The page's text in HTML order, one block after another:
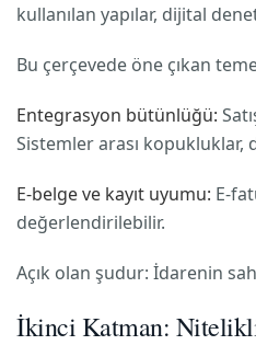
kullanılan yapılar, dijital
Bu çerçevede öne çıkan
Entegrasyon bütünlüğü:
Sistemler arası kopukluklar,
E-belge ve kayıt uyumu: E-
değerlendirilebilir.
Açık olan şudur: İdarenin
İkinci Katman: